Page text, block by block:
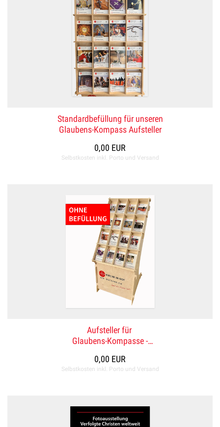
Standardbefüllung für unseren
Glaubens-Kompass Aufsteller
0,00 EUR
Selbstkosten inkl. Porto und Versand
Aufsteller für
Glaubens-Kompasse -
0,00 EUR
Selbstkosten inkl. Porto und Versand